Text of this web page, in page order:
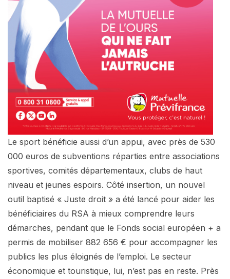
Le sport bénéficie aussi d’un appui, avec près de 530
000 euros de subventions réparties entre associations
sportives, comités départementaux, clubs de haut
niveau et jeunes espoirs. Côté insertion, un nouvel
outil baptisé « Juste droit » a été lancé pour aider les
bénéficiaires du RSA à mieux comprendre leurs
démarches, pendant que le Fonds social européen + a
permis de mobiliser 882 656 € pour accompagner les
publics les plus éloignés de l’emploi. Le secteur
économique et touristique, lui, n’est pas en reste. Près